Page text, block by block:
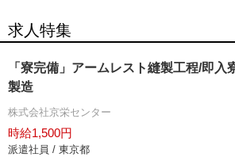
求人特集
「寮完備」アームレスト縫製工程/即入
製造
株式会社京栄センター
時給1,500円
派遣社員 / 東京都